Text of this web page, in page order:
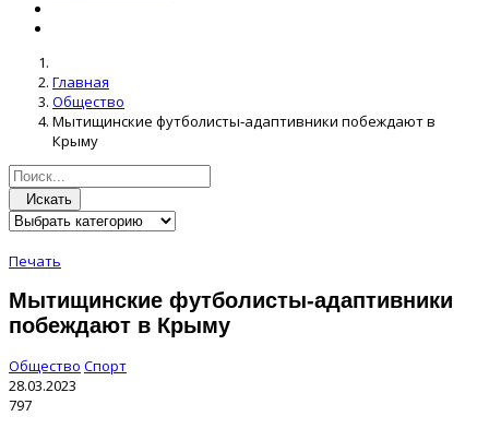
Главная
Общество
Мытищинские футболисты‑адаптивники побеждают в
Крыму
Искать
Печать
Мытищинские футболисты‑адаптивники
побеждают в Крыму
Общество Спорт
28.03.2023
797